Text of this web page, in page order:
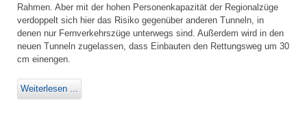
Rahmen. Aber mit der hohen Personenkapazität der Regionalzüge
verdoppelt sich hier das Risiko gegenüber anderen Tunneln, in
denen nur Fernverkehrszüge unterwegs sind. Außerdem wird in den
neuen Tunneln zugelassen, dass Einbauten den Rettungsweg um 30
cm einengen.
Weiterlesen ...